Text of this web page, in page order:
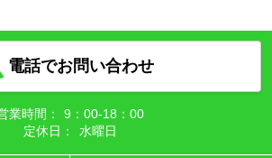
電話でお問い合わせ
業時間：
9：00‐18：00
定休日：
水曜日